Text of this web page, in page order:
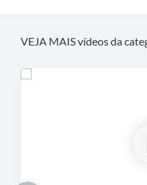
VEJA MAIS vídeos da